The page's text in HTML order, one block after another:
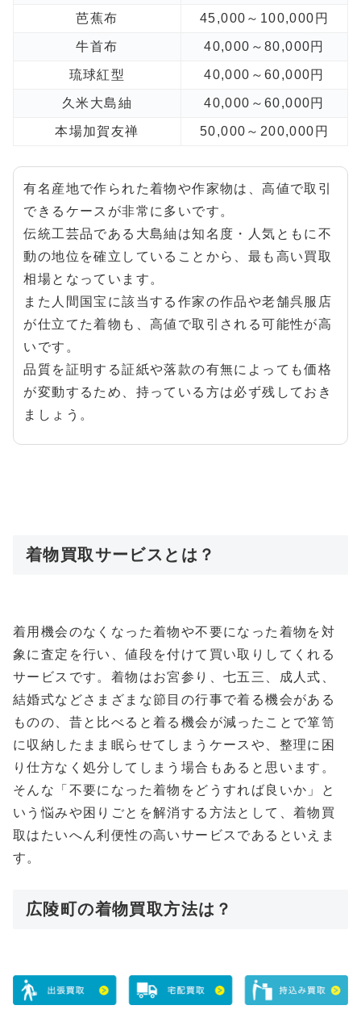
芭蕉布 45,000～100,000円
牛首布 40,000～80,000円
琉球紅型 40,000～60,000円
久米大島紬 40,000～60,000円
本場加賀友禅 50,000～200,000円
有名産地で作られた着物や作家物は、高値で取引
できるケースが非常に多いです。
伝統工芸品である大島紬は知名度・人気ともに不
動の地位を確立していることから、最も高い買取
相場となっています。
また人間国宝に該当する作家の作品や老舗呉服店
が仕立てた着物も、高値で取引される可能性が高
いです。
品質を証明する証紙や落款の有無によっても価格
が変動するため、持っている方は必ず残しておき
ましょう。
着物買取サービスとは？
着用機会のなくなった着物や不要になった着物を対
象に査定を行い、値段を付けて買い取りしてくれる
サービスです。着物はお宮参り、七五三、成人式、
結婚式などさまざまな節目の行事で着る機会がある
ものの、昔と比べると着る機会が減ったことで箪笥
に収納したまま眠らせてしまうケースや、整理に困
り仕方なく処分してしまう場合もあると思います。
そんな「不要になった着物をどうすれば良いか」と
いう悩みや困りごとを解消する方法として、着物買
取はたいへん利便性の高いサービスであるといえま
す。
広陵町の着物買取方法は？